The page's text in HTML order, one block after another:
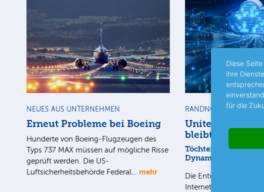
NEUES AUS UNTERNEHMEN
Erneut Probleme bei Boeing
Hunderte von Boeing-Flugzeugen des
Typs 737 MAX müssen auf mögliche Risse
geprüft werden. Die US-
Luftsicherheitsbehörde Federal… mehr
RANDNOTIZEN
United Internet-
bleibt auf Kurs
Töchter mit
Dynamik
Die Entwicklung
Internet-Familie
Diese
ihre
für die